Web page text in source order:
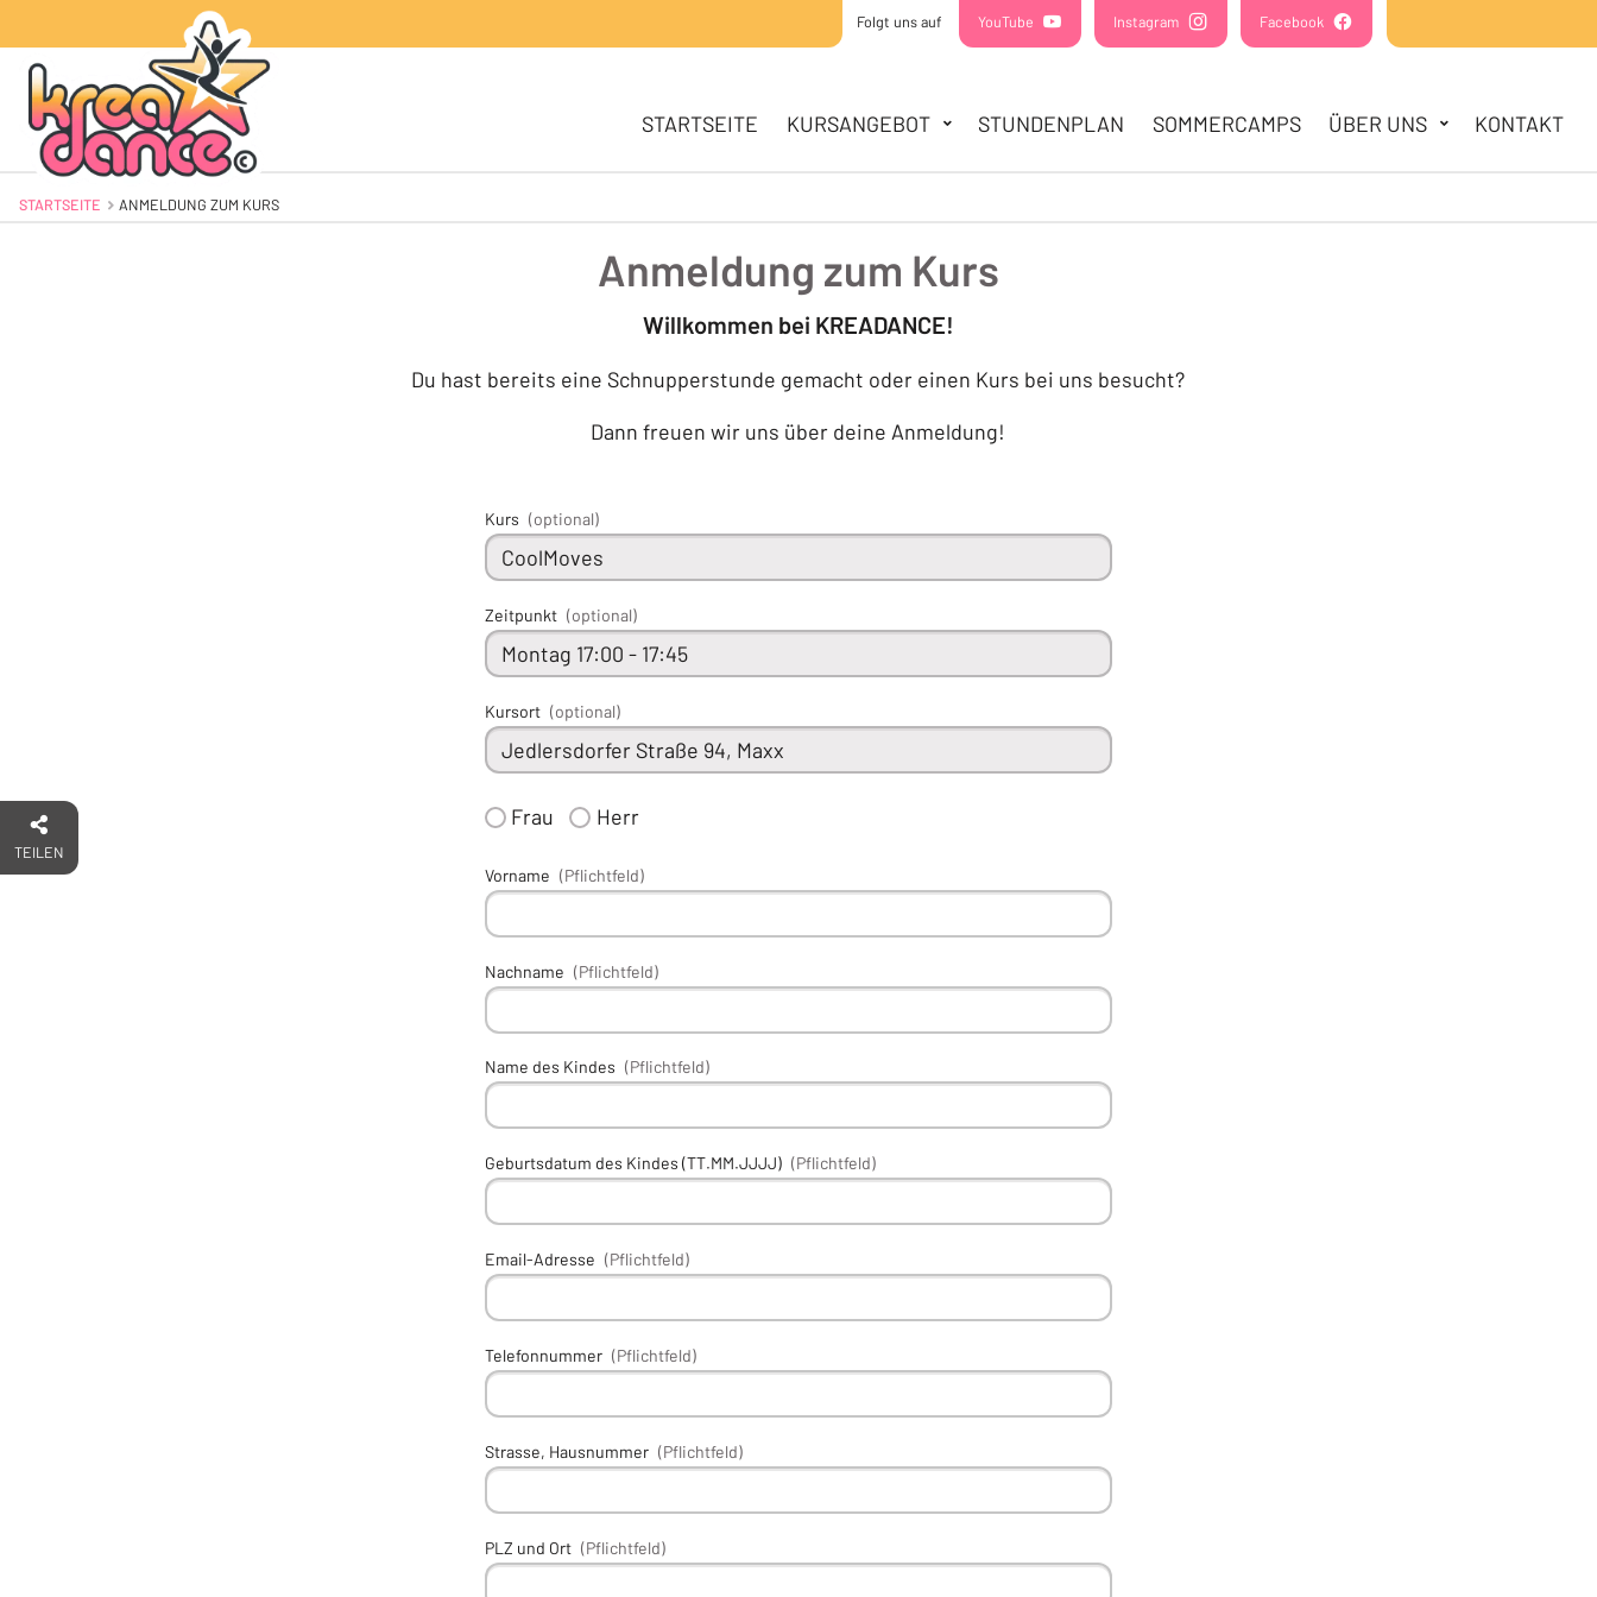
Folgt uns auf YouTube (Öffnet in einem neuen Tab oder Fenster)
Instagram (Öffnet in einem neuen Tab oder Fenster)
Facebook
HAUPTNAVIGATION
STARTSEITE
TEENS
STUNDENPLAN
SOMMERCAMPS
TEAM
STANDORTE
STARTSEITE KURSANGEBOT STUNDENPLAN SOMMERCAMPS ÜBER UNS KONTAKT
STARTSEITE AKTUELL: ANMELDUNG ZUM KURS
ANMELDUNG ZUM KURS
Anmeldung zum Kurs
Willkommen bei KREADANCE!
Du hast bereits eine Schnupperstunde gemacht oder einen Kurs bei uns besucht?
Dann freuen wir uns über deine Anmeldung!
Kurs (optional)
Zeitpunkt (optional)
Kursort (optional)
Frau Herr
Vorname (Pflichtfeld)
Nachname (Pflichtfeld)
Name des Kindes (Pflichtfeld)
Geburtsdatum des Kindes (TT.MM.JJJJ) (Pflichtfeld)
Email-Adresse (Pflichtfeld)
Telefonnummer (Pflichtfeld)
Strasse, Hausnummer (Pflichtfeld)
PLZ und Ort (Pflichtfeld)
TEILEN